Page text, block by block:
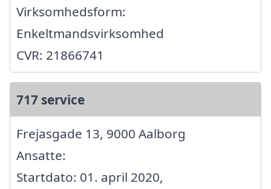
Virksomhedsform:
Enkeltmandsvirksomhed
CVR: 21866741
717 service
Frejasgade 13, 9000 Aalborg
Ansatte:
Startdato: 01. april 2020,